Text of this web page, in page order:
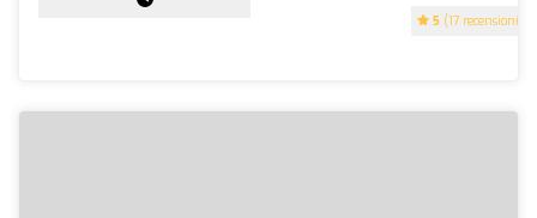
5 (17 recensioni)